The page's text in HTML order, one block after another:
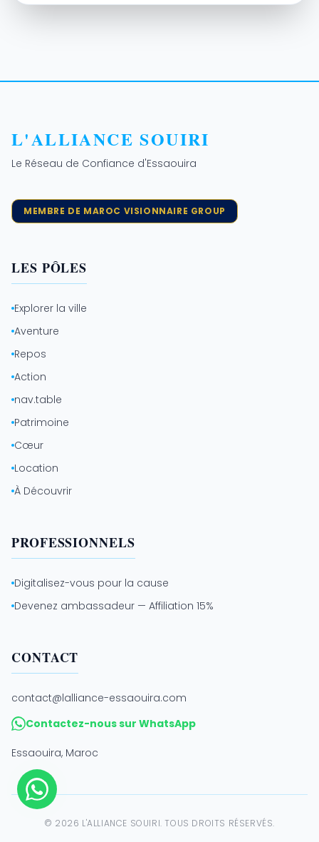
L'ALLIANCE SOUIRI
Le Réseau de Confiance d'Essaouira
MEMBRE DE MAROC VISIONNAIRE GROUP
LES PÔLES
Explorer la ville
Aventure
Repos
Action
nav.table
Patrimoine
Cœur
Location
À Découvrir
PROFESSIONNELS
Digitalisez-vous pour la cause
Devenez ambassadeur — Affiliation 15%
CONTACT
contact@lalliance-essaouira.com
Contactez-nous sur WhatsApp
Essaouira, Maroc
© 2026 L'ALLIANCE SOUIRI. TOUS DROITS RÉSERVÉS.